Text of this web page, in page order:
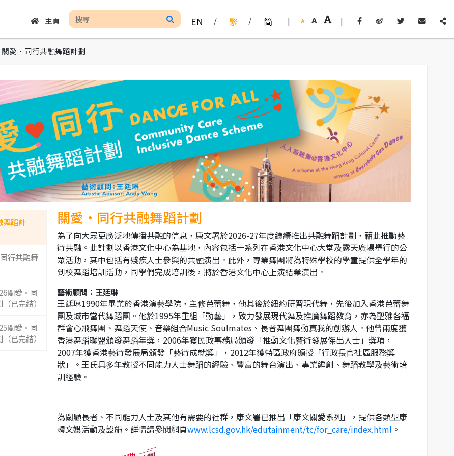
|
|
简
/
繁
/
EN
主頁
關愛•同行共融舞蹈計劃
蹈計
行共融舞
關愛•同
已完結）
關愛•同
已完結）
關愛•同行共融舞蹈計劃
為了向大眾更廣泛地傳播共融的信息，康文署於2026-27年度繼續推出共融舞蹈計劃，藉此推動藝
術共融。此計劃以香港文化中心為基地，內容包括一系列在香港文化中心大堂及露天廣場舉行的公
眾活動，其中包括有殘疾人士參與的共融演出。此外，專業舞團將為特殊學校的學童提供全學年的
到校舞蹈培訓活動，同學們完成培訓後，將於香港文化中心上演結業演出。
藝術顧問：王廷琳
王廷琳1990年畢業於香港演藝學院，主修芭蕾舞，他其後於紐約研習現代舞，先後加入香港芭蕾舞
團及城市當代舞蹈團。他於1995年重組「動藝」，致力發展現代舞及推廣舞蹈教育，亦為聖雅各福
群會心飛舞團、舞蹈天使、音樂組合Music Soulmates 、長者舞團舞動真我的創辦人。他曾兩度獲
香港舞蹈聯盟頒發舞蹈年獎， 2006年獲民政事務局頒發「推動文化藝術發展傑出人士」獎項，
2007年獲香港藝術發展局頒發「藝術成就獎」， 2012年獲特區政府頒授「行政長官社區服務獎
狀」。王氏具多年教授不同能力人士舞蹈的經驗、豐富的舞台演出、專業編創、舞蹈教學及藝術培
訓經驗。
為關顧長者、不同能力人士及其他有需要的社群，康文署已推出「康文關愛系列」，提供各類型康
體文娛活動及設施。詳情請參閱網頁www.lcsd.gov.hk/edutainment/tc/for_care/index.html 。